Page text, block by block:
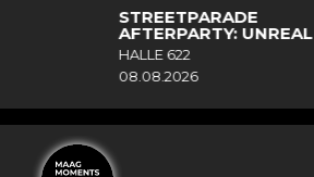
STREETPARADE
AFTERPARTY: UNREAL
HALLE 622
08.08.2026